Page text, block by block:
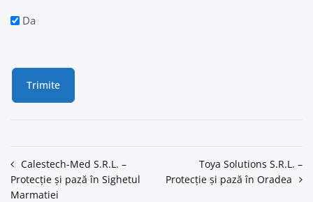
Da
Navigare
în
Calestech-Med S.R.L. –
Protecție și pază în Sighetul
Marmatiei
Toya Solutions S.R.L. –
Protecție și pază în Oradea